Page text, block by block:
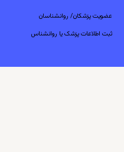
عضویت پزشکان/ روانشناسان
ثبت اطلاعات پزشک یا روانشناس